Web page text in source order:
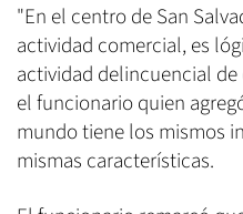
"En el centro de San
actividad comercial, es
actividad delincuencial
el funcionario quien
mundo tiene los mismos
mismas características.